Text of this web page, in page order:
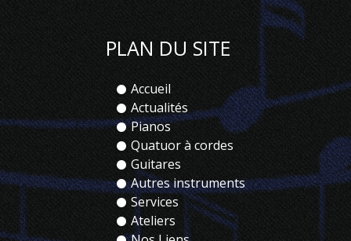
PLAN DU SITE
Accueil
Actualités
Pianos
Quatuor à cordes
Guitares
Autres instruments
Services
Ateliers